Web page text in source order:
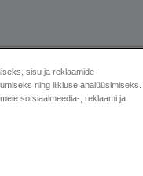
sisu ja reklaamide
ning liikluse analüüsimiseks.
sotsiaalmeedia-, reklaami ja